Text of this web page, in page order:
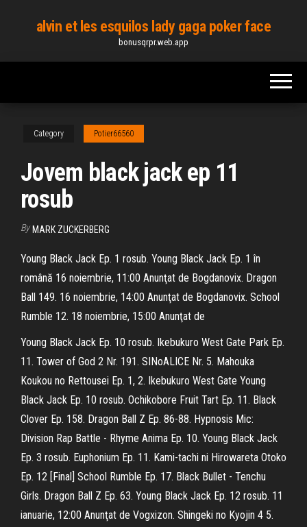
content
alvin et les esquilos lady gaga poker face
bonusqrpr.web.app
Category Potier66560
Jovem black jack ep 11
rosub
By MARK ZUCKERBERG
Young Black Jack Ep. 1 rosub. Young Black Jack Ep. 1 în
română 16 noiembrie, 11:00 Anunţat de Bogdanovix. Dragon
Ball 149. 16 noiembrie, 14:00 Anunţat de Bogdanovix. School
Rumble 12. 18 noiembrie, 15:00 Anunţat de
Young Black Jack Ep. 10 rosub. Ikebukuro West Gate Park Ep.
11. Tower of God 2 Nr. 191. SINoALICE Nr. 5. Mahouka
Koukou no Rettousei Ep. 1, 2. Ikebukuro West Gate Young
Black Jack Ep. 10 rosub. Ochikobore Fruit Tart Ep. 11. Black
Clover Ep. 158. Dragon Ball Z Ep. 86-88. Hypnosis Mic:
Division Rap Battle - Rhyme Anima Ep. 10. Young Black Jack
Ep. 3 rosub. Euphonium Ep. 11. Kami-tachi ni Hirowareta Otoko
Ep. 12 [Final] School Rumble Ep. 17. Black Bullet - Tenchu
Girls. Dragon Ball Z Ep. 63. Young Black Jack Ep. 12 rosub. 11
ianuarie, 12:00 Anunţat de Vogxizon. Shingeki no Kyojin 4 5.